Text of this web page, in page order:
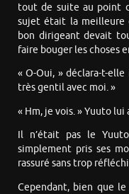
tout de suite au point
sujet était la meilleure
bon dirigeant devait
faire bouger les choses
« O-Oui, » déclara-t-
très gentil avec moi. »
« Hm, je vois. » Yuuto
Il n’était pas le
simplement pris ses
rassuré sans trop
Cependant, bien que